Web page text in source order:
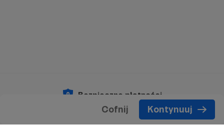
Cofnij Kontynuuj
Bezpieczne płatności